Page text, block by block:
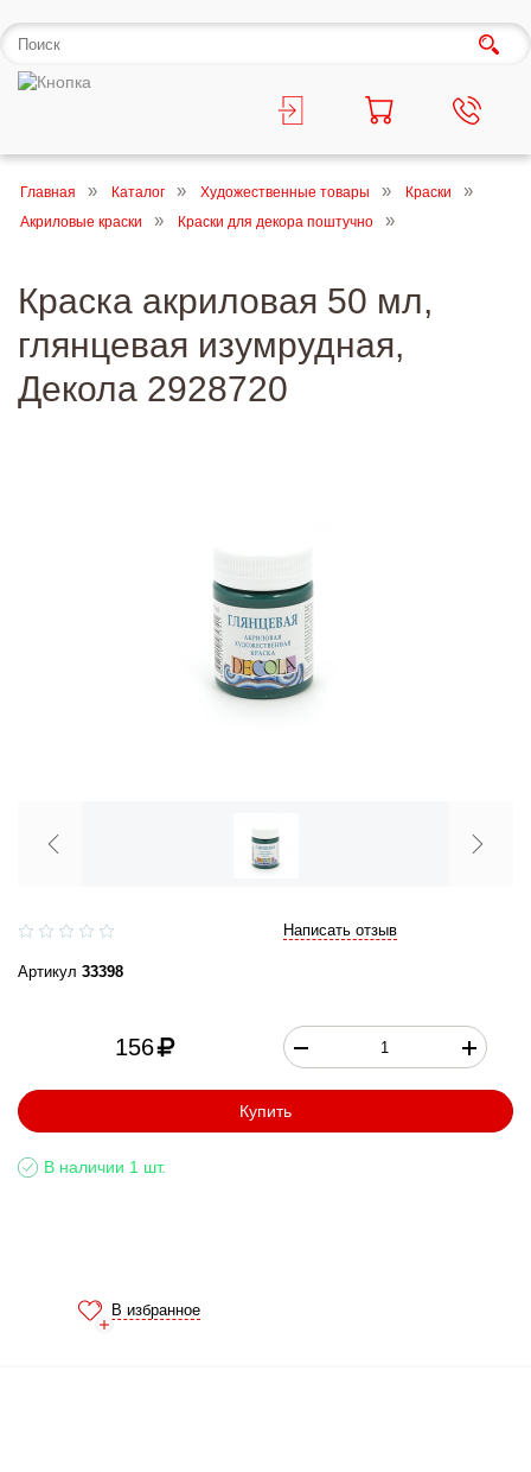
Главная Каталог Художественные товары
Краски
Акриловые краски
Краски для декора поштучно
Краска акриловая 50 мл,
глянцевая изумрудная,
Декола 2928720
Написать отзыв
Артикул 33398
156
Купить
В наличии 1 шт.
В избранное